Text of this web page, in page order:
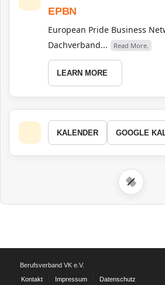
EPBN
European Pride Business
Dachverband...
Read More.
LEARN MORE
KALENDER GOOGLE
Berufsverband VK e.V.
Kontakt
Impressum Datenschutz